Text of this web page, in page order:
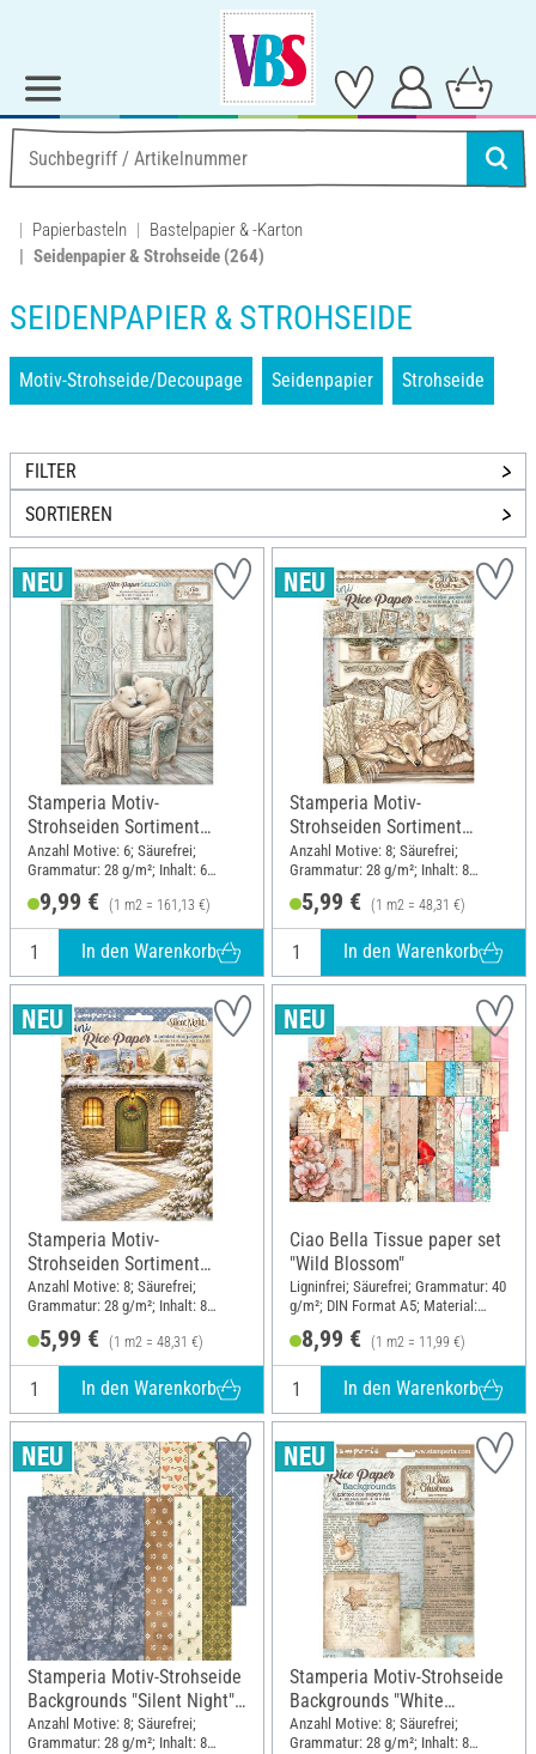
Papierbasteln
Bastelpapier & -Karton
Seidenpapier & Strohseide (264)
SEIDENPAPIER & STROHSEIDE
Motiv-Strohseide/Decoupage Seidenpapier Strohseide
FILTER
SORTIEREN
Stamperia Motiv-
Strohseiden Sortiment
"White Christmas", DIN A4 ,
6er-Set
Anzahl Motive: 6; Säurefrei;
Grammatur: 28 g/m²; Inhalt: 6
Papier
9,99 € (1 m2 = 161,13 €)
In den Warenkorb
Stamperia Motiv-
Strohseiden Sortiment
"White Christmas", DIN A6,
8er Set
Anzahl Motive: 8; Säurefrei;
Grammatur: 28 g/m²; Inhalt: 8
Papier
5,99 € (1 m2 = 48,31 €)
In den Warenkorb
Stamperia Motiv-
Strohseiden Sortiment
"Silent Night", DIN A6, 8er
Set
Anzahl Motive: 8; Säurefrei;
Grammatur: 28 g/m²; Inhalt: 8
Papier
5,99 € (1 m2 = 48,31 €)
In den Warenkorb
Ciao Bella Tissue paper set
"Wild Blossom"
Ligninfrei; Säurefrei; Grammatur: 40
g/m²; DIN Format A5; Material:
8,99 € (1 m2 = 11,99 €)
In den Warenkorb
Stamperia Motiv-Strohseide
Backgrounds "Silent Night",
DIN A6, 8er Set
Anzahl Motive: 8; Säurefrei;
Grammatur: 28 g/m²; Inhalt: 8
Stamperia Motiv-Strohseide
Backgrounds "White
Christmas", DIN A6, 8er Set
Anzahl Motive: 8; Säurefrei;
Grammatur: 28 g/m²; Inhalt: 8